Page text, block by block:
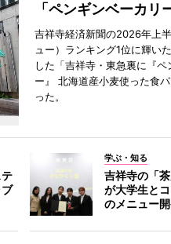
「ペンギンベーカリ
吉祥寺経済新聞の2026年上
ュー）ランキング1位に輝い
した「吉祥寺・東急裏に『ペ
ー』 北海道産小麦使った食
った。
学ぶ・知る
吉祥寺の「
が大学生と
のメニュー